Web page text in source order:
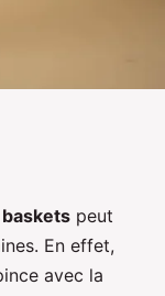
peut
En effet,
avec la